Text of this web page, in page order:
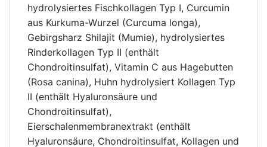
hydrolysiertes Fischkollagen Typ I, Curcumin
aus Kurkuma-Wurzel (Curcuma longa),
Gebirgsharz Shilajit (Mumie), hydrolysiertes
Rinderkollagen Typ II (enthält
Chondroitinsulfat), Vitamin C aus Hagebutten
(Rosa canina), Huhn hydrolysiert Kollagen Typ
II (enthält Hyaluronsäure und
Chondroitinsulfat),
Eierschalenmembranextrakt (enthält
Hyaluronsäure, Chondroitinsulfat, Kollagen und